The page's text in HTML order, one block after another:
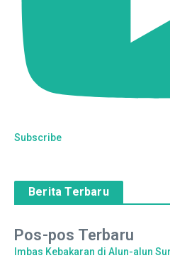
Subscribe
Berita Terbaru
Pos-pos Terbaru
Imbas Kebakaran di Alun-alun